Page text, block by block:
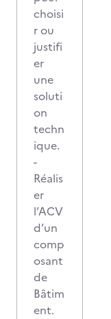
choisi
r ou
justifi
er
une
soluti
on
techn
ique.
-
Réalis
er
l’ACV
d’un
comp
osant
de
Bâtim
ent.